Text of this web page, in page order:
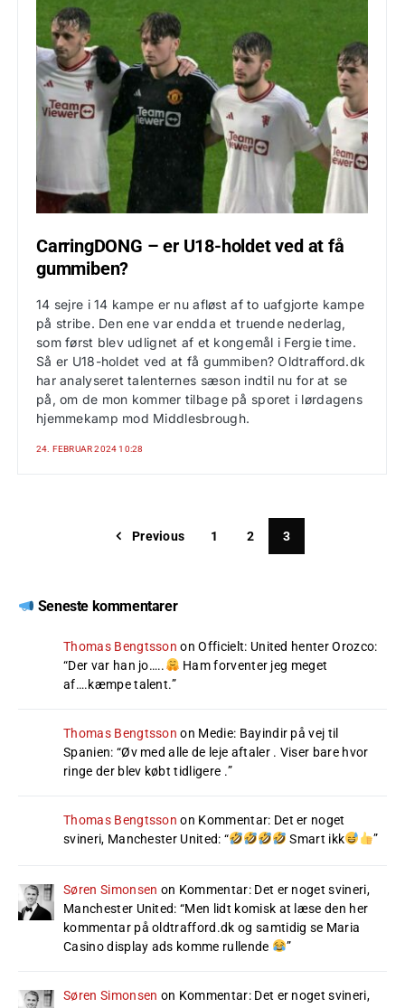
CarringDONG – er U18-holdet ved at få
gummiben?
14 sejre i 14 kampe er nu afløst af to uafgjorte kampe
på stribe. Den ene var endda et truende nederlag,
som først blev udlignet af et kongemål i Fergie time.
Så er U18-holdet ved at få gummiben? Oldtrafford.dk
har analyseret talenternes sæson indtil nu for at se
på, om de mon kommer tilbage på sporet i lørdagens
hjemmekamp mod Middlesbrough.
24. FEBRUAR 2024 10:28
Previous 1 2 3
Seneste kommentarer
Thomas Bengtsson onOfficielt: United henter Orozco:
“Der var han jo…..
Ham forventer jeg meget
af….kæmpe talent.”
Thomas Bengtsson on Medie: Bayindir på vej til
Spanien: “Øv med alle de leje aftaler . Viser bare hvor
ringe der blev købt tidligere .”
Thomas Bengtsson on Kommentar: Det er noget
svineri, Manchester United: “ Smart ikk ”
Søren Simonsen on Kommentar: Det er noget svineri,
Manchester United: “Men lidt komisk at læse den her
kommentar på oldtrafford.dk og samtidig se Maria
Casino display ads komme rullende
”
Søren Simonsen on Kommentar: Det er noget svineri,